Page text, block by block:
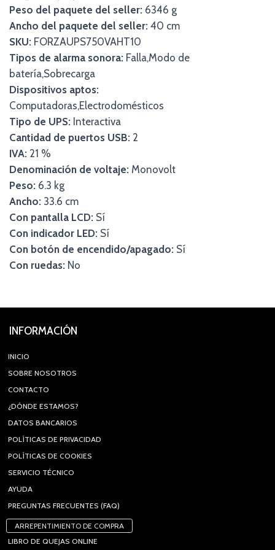
Peso del paquete del seller: 6346 g
Ancho del paquete del seller: 40 cm
SKU: FORZAUPS750VAHT10
Tipos de alarma sonora: Falla,Modo de
batería,Sobrecarga
Dispositivos aptos:
Computadoras,Electrodomésticos
Tipo de UPS: Interactiva
Cantidad de puertos USB: 2
IVA: 21 %
Denominación de voltaje: Monovolt
Peso: 6.3 kg
Ancho: 33.6 cm
Con pantalla LCD: Sí
Con indicador LED: Sí
Con botón de encendido/apagado: Sí
Con ruedas: No
INFORMACIÓN
INICIO
SOBRE NOSOTROS
CONTACTO
¿DÓNDE ESTAMOS?
DATOS BANCARIOS
POLÍTICAS DE PRIVACIDAD
POLÍTICAS DE COOKIES
SERVICIO TÉCNICO
AYUDA
PREGUNTAS FRECUENTES (FAQ)
ARREPENTIMIENTO DE COMPRA
LIBRO DE QUEJAS ONLINE